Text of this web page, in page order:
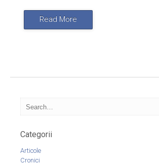
Read More
Categorii
Articole
Cronici